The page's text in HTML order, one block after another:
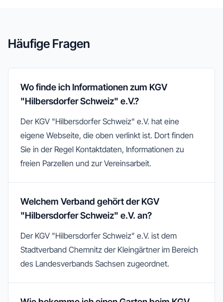
Häufige Fragen
Wo finde ich Informationen zum KGV
"Hilbersdorfer Schweiz" e.V.?
Der KGV "Hilbersdorfer Schweiz" e.V. hat eine
eigene Webseite, die oben verlinkt ist. Dort finden
Sie in der Regel Kontaktdaten, Informationen zu
freien Parzellen und zur Vereinsarbeit.
Welchem Verband gehört der KGV
"Hilbersdorfer Schweiz" e.V. an?
Der KGV "Hilbersdorfer Schweiz" e.V. ist dem
Stadtverband Chemnitz der Kleingärtner im Bereich
des Landesverbands Sachsen zugeordnet.